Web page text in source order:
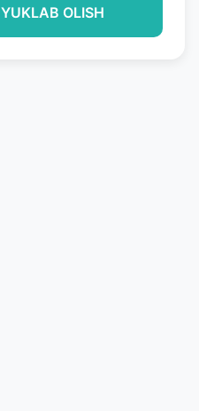
YUKLAB OLISH